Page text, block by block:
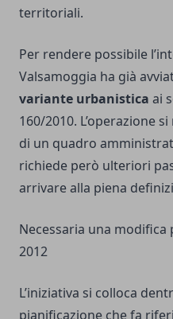
territoriali.
Per rendere possibile
Valsamoggia ha già
variante urbanistica ai
160/2010. L’operazione
di un quadro
richiede però ulteriori
arrivare alla piena
Necessaria una modifica
2012
L’iniziativa si colloca
pianificazione che fa